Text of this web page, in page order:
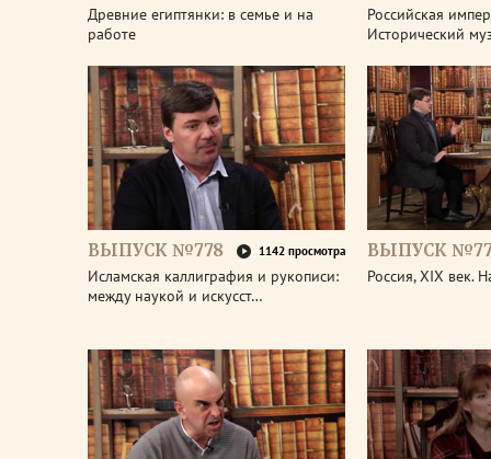
Древние египтянки: в семье и на
работе
Российская
Исторический
ВЫПУСК №778 1142 просмотра
Исламская каллиграфия и рукописи:
между наукой и искусст…
ВЫПУСК
Россия, XIX век.